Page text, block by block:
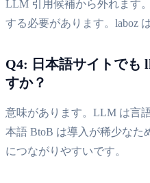
LLM 引用候補から外れます
する必要があります。laboz
Q4: 日本語サイトでも
すか？
意味があります。LLM は言
本語 BtoB は導入が稀少なた
につながりやすいです。